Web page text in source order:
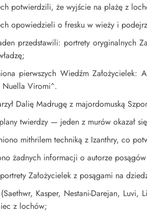
potwierdzili, że wyjście na plażę z
opowiedzieli o fresku w wieży i
przedstawili: portrety oryginalnych
pierwszych Wiedźm
Nuella Viromi^.
Dalię Madrugę z majordomuską
twierdzy — jeden z murów okazał
mithrilem techniką z Izanthry, co
żadnych informacji o autorze
Założycielek z posągami na
Kasper, Nestani-Darejan,
z lochów;